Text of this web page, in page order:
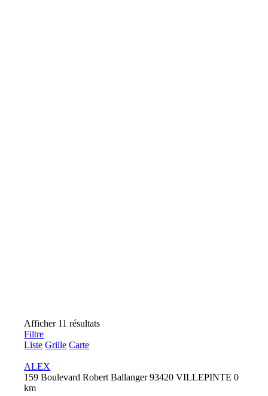
Afficher 11 résultats
Filtre
Liste Grille Carte
ALEX
159 Boulevard Robert Ballanger 93420 VILLEPINTE 0
km